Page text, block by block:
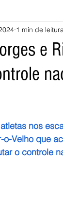
Melgaço
Vila Verde
e
1 min de leitura
nos
Velho que
o controle